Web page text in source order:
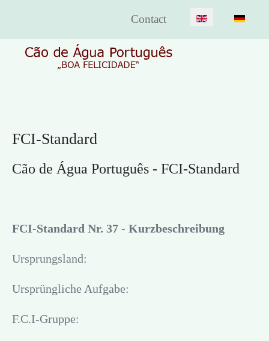
Select your
Contact
FCI-Standard
Cão de Água Português - FCI-Standard
FCI-Standard Nr. 37 - Kurzbeschreibung
Ursprungsland:
Ursprüngliche Aufgabe:
F.C.I-Gruppe: